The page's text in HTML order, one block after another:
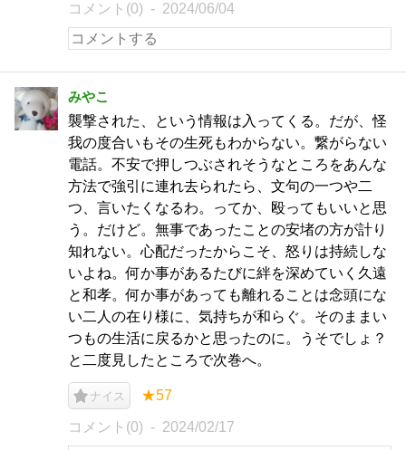
コメント(0) 2024/06/04
みやこ
襲撃された、という情報は入ってくる。だが、怪
我の度合いもその生死もわからない。繋がらない
電話。不安で押しつぶされそうなところをあんな
方法で強引に連れ去られたら、文句の一つや二
つ、言いたくなるわ。ってか、殴ってもいいと思
う。だけど。無事であったことの安堵の方が計り
知れない。心配だったからこそ、怒りは持続しな
いよね。何か事があるたびに絆を深めていく久遠
と和孝。何か事があっても離れることは念頭にな
い二人の在り様に、気持ちが和らぐ。そのままい
つもの生活に戻るかと思ったのに。うそでしょ？
と二度見したところで次巻へ。
ナイス ★57
コメント(0) 2024/02/17